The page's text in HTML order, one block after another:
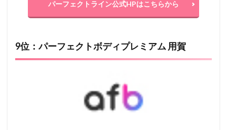
パーフェクトライン公式HPはこちらから
9位：パーフェクトボディプレミアム 用賀